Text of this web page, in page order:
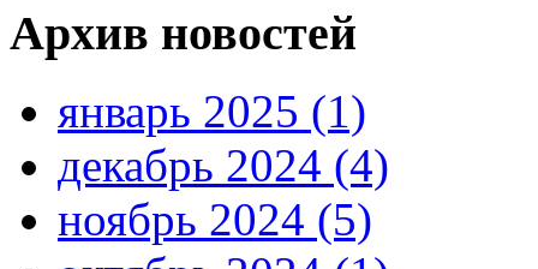
Архив новостей
январь 2025 (1)
декабрь 2024 (4)
ноябрь 2024 (5)